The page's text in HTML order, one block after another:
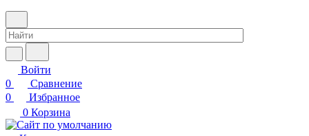
Войти
0
Сравнение
0
Избранное
0 Корзина